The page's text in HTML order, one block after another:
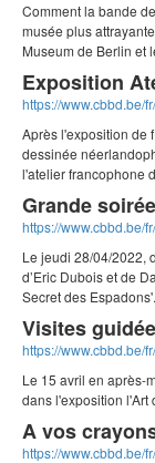
Comment la bande
musée plus
Museum de Berlin et
Exposition
https://www.cbbd.be/
Après l'exposition de
dessinée
l'atelier francophone
Grande
https://www.cbbd.be/
Le jeudi 28/04/2022,
d’Eric Dubois et de
Secret des Espadons'.
Visites
https://www.cbbd.be/
Le 15 avril en après-
dans l'exposition l'Art
A vos
https://www.cbbd.be/